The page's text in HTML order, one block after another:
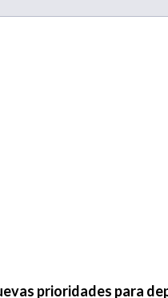
prioridades para